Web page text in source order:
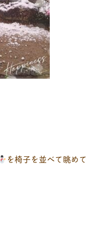
を椅子を並べて眺め